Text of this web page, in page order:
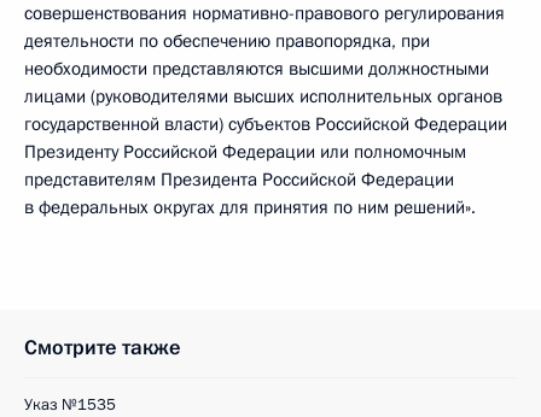
совершенствования нормативно-правового регулирования
деятельности по обеспечению правопорядка, при
необходимости представляются высшими должностными
лицами (руководителями высших исполнительных органов
государственной власти) субъектов Российской Федерации
Президенту Российской Федерации или полномочным
представителям Президента Российской Федерации
в федеральных округах для принятия по ним решений».
Смотрите также
Указ №1535